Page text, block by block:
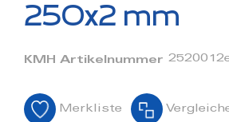
springen
250x2 mm
KMH Artikelnummer
Merkliste